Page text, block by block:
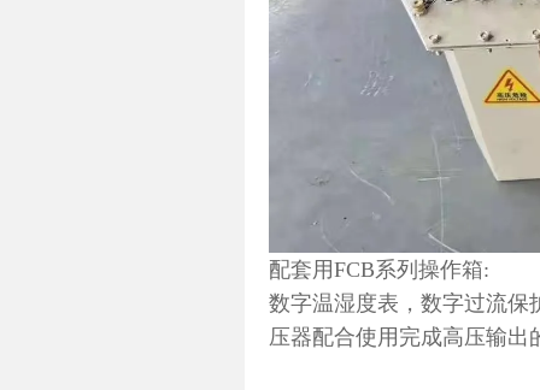
配套用FCB系列操作箱:
数字温湿度表，数字过流保
压器配合使用完成高压输出